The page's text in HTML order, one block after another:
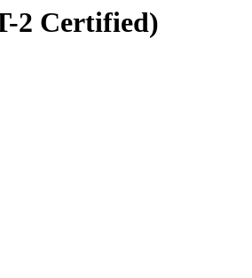
2 Certified)